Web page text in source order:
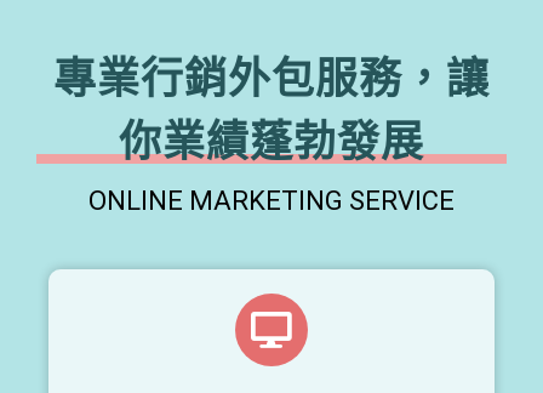
專業行銷外包服務，讓
你業績蓬勃發展
ONLINE MARKETING SERVICE